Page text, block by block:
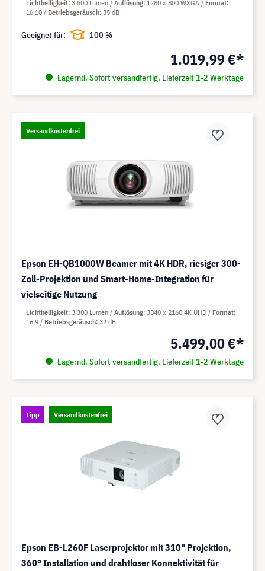
1.019,99 €*
Lagernd. Sofort versandfertig. Lieferzeit 1-2 Werktage
Lichthelligkeit 3.500 Lumen Auflösung 1280 x 800 WXGA
Format
16:10
Betriebsgeräusch 35 dB
Geeignet für: 100 %
Versandkostenfrei
Epson EH-QB1000W Beamer mit 4K HDR, riesiger 300-
Zoll-Projektion und Smart-Home-Integration für
vielseitige Nutzung
5.499,00 €*
Lagernd. Sofort versandfertig. Lieferzeit 1-2 Werktage
Lichthelligkeit 3.300 Lumen Auflösung 3840 x 2160 4K UHD
Format
16:9
Betriebsgeräusch 32 dB
Tipp Versandkostenfrei
Epson EB-L260F Laserprojektor mit 310" Projektion,
360° Installation und drahtloser Konnektivität für